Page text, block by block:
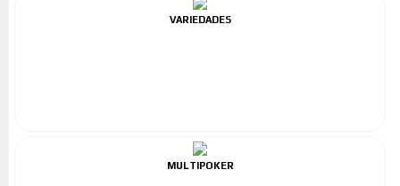
VARIEDADES
MULTIPOKER